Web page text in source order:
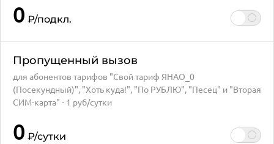
0 ₽/подкл.
Пропущенный вызов
для абонентов тарифов "Свой тариф ЯНАО_0
(Посекундный)", "Хоть куда!", "По РУБЛЮ", "Песец" и "Вторая
СИМ-карта" - 1 руб/сутки
0 ₽/сутки